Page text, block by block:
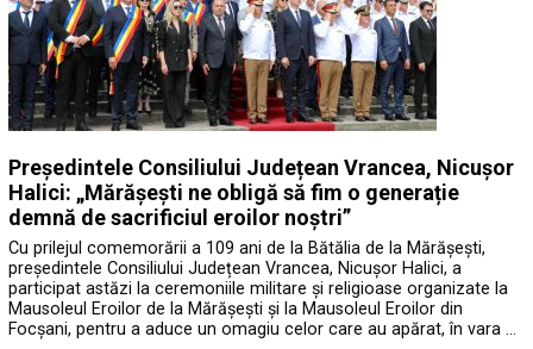
Președintele Consiliului Județean Vrancea, Nicușor
Halici: „Mărășești ne obligă să fim o generație
demnă de sacrificiul eroilor noștri”
Cu prilejul comemorării a 109 ani de la Bătălia de la Mărășești,
președintele Consiliului Județean Vrancea, Nicușor Halici, a
participat astăzi la ceremoniile militare și religioase organizate la
Mausoleul Eroilor de la Mărășești și la Mausoleul Eroilor din
Focșani, pentru a aduce un omagiu celor care au apărat, în vara …